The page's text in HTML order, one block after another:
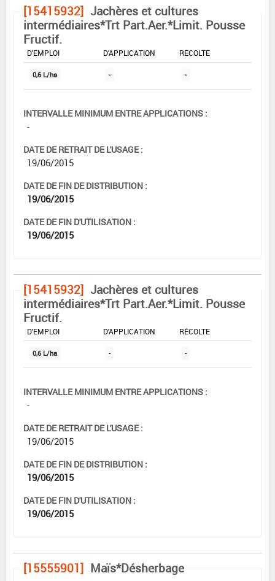
[15415932] Jachères et cultures
intermédiaires*Trt Part.Aer.*Limit. Pousse
Fructif.
DOSE MAX
D'EMPLOI
D'APPLICATION
RÉCOLTE
0,6 L/ha - -
INTERVALLE MINIMUM ENTRE APPLICATIONS :
-
DATE DE RETRAIT DE L'USAGE :
19/06/2015
DATE DE FIN DE DISTRIBUTION :
19/06/2015
DATE DE FIN D'UTILISATION :
19/06/2015
[15415932] Jachères et cultures
intermédiaires*Trt Part.Aer.*Limit. Pousse
Fructif.
DOSE MAX
D'EMPLOI
D'APPLICATION
RÉCOLTE
0,6 L/ha - -
INTERVALLE MINIMUM ENTRE APPLICATIONS :
-
DATE DE RETRAIT DE L'USAGE :
19/06/2015
DATE DE FIN DE DISTRIBUTION :
19/06/2015
DATE DE FIN D'UTILISATION :
19/06/2015
[15555901] Maïs*Désherbage